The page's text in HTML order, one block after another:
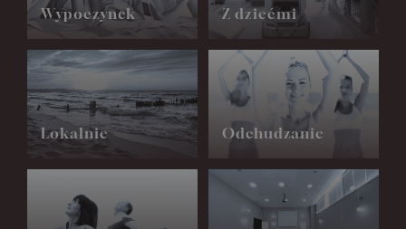
Wypoczynek Z dziećmi
Lokalnie Odchudzanie